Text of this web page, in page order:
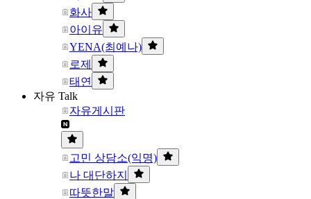
화사
아이유
YENA(최예나)
로제
태연
자유 Talk
자유게시판
고민 상담소(익명)
나 대단하지
따뜻한말